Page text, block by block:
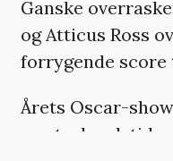
Ganske
og Atticus Ross
forrygende score
Årets Oscar-
marts dansk tid